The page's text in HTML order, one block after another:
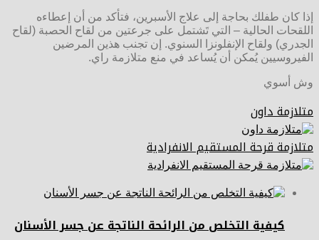
إذا كان طفلك بحاجة إلى علاج الأسبرين، فتأكد من أن إعطاءه
اللقحات الحالية – التي تَشتمل على جرعتين من لقاح الحصبة (لقاح
الجدري) ولقاح الإنفلونزا السنوي. إن تجنب هذين المرضين
الفيروسيين يُمكن أن يُساعد في منع متلازمة راي.
وش أسوي
متلازمة داون
متلازمة قرحة المستقيم الانفرادية
كيفية التخلص من الرائحة الناتجة عن جسر الأسنان